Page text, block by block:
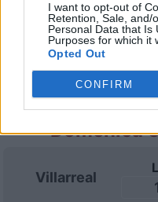
I want to opt-out of
Retention, Sale, and/
Personal Data that Is
Purposes for which it
Opted Out
CONFIRM
Domenica
Espanyol
Domenica
Villarreal